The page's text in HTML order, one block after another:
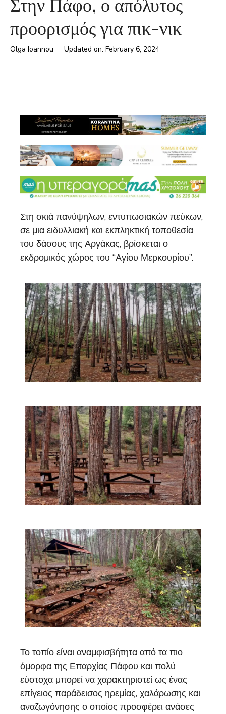
προορισμός για πικ-νικ
Olga Ioannou Updated on: February 6, 2024
Στη σκιά πανύψηλων, εντυπωσιακών πεύκων,
σε μια ειδυλλιακή και εκπληκτική τοποθεσία
του δάσους της Αργάκας, βρίσκεται ο
εκδρομικός χώρος του “Αγίου Μερκουρίου”.
Το τοπίο είναι αναμφισβήτητα από τα πιο
όμορφα της Επαρχίας Πάφου και πολύ
εύστοχα μπορεί να χαρακτηριστεί ως ένας
επίγειος παράδεισος ηρεμίας, χαλάρωσης και
αναζωγόνησης ο οποίος προσφέρει ανάσες